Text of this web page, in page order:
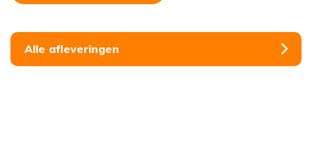
Alle afleveringen